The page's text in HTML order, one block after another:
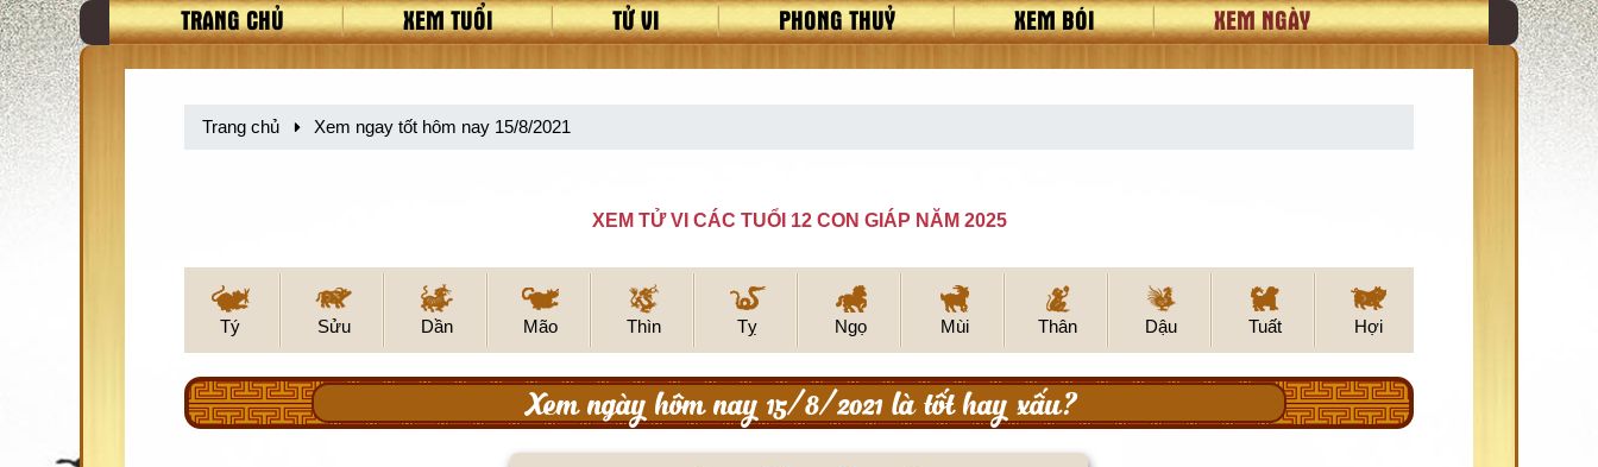
TRANG CHỦ XEM TUỔI TỬ VI PHONG THUỶ XEM BÓI XEM NGÀY
Trang chủ Xem ngay tốt hôm nay 15/8/2021
XEM TỬ VI CÁC TUỔI 12 CON GIÁP NĂM 2025
Tý Sửu Dần Mão Thìn Tỵ Ngọ Mùi Thân Dậu Tuất Hợi
Xem ngày hôm nay 15/8/2021 là tốt hay xấu?